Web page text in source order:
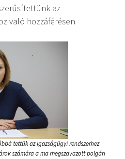
az
való hozzáférésen
tettük az igazságügyi rendszerhez
számára a ma megszavazott polgári